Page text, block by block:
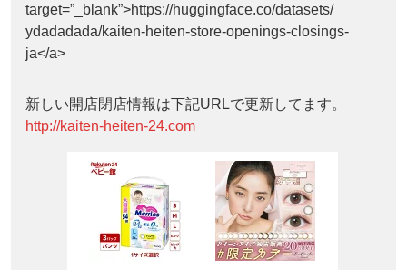
target=”_blank”>https://huggingface.co/datasets/
ydadadada/kaiten-heiten-store-openings-closings-
ja</a>
新しい開店閉店情報は下記URLで更新してます。
http://kaiten-heiten-24.com